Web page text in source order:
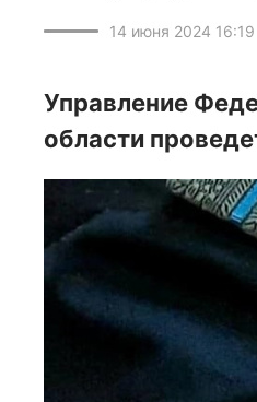
14 июня 2024 16:19
Управление
области